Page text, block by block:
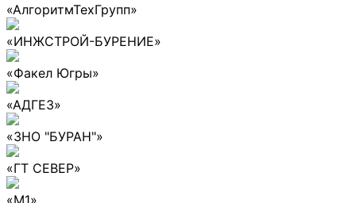
«АлгоритмТехГрупп»
«ИНЖСТРОЙ-БУРЕНИЕ»
«Факел Югры»
«АДГЕЗ»
«ЗНО "БУРАН"»
«ГТ СЕВЕР»
«М1»